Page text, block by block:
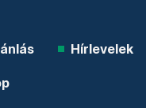
Hírlevelek